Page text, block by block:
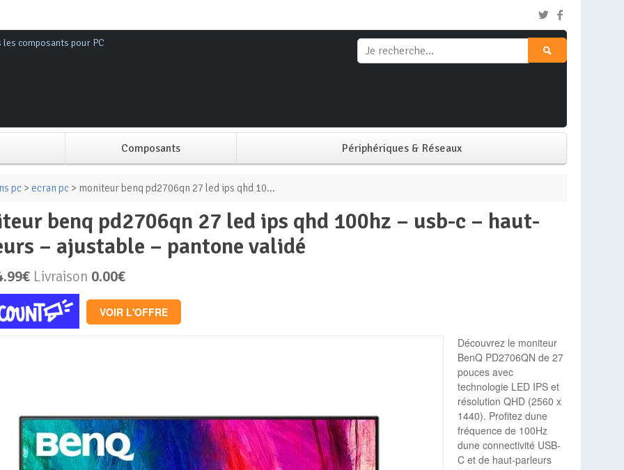
les composants pour PC
Composants
Alimentation PC
Boitier PC
Carte graphique
Mémoire PC
Disque SSD
Périphériques & Réseaux
Ecran PC
pc > ecran pc > moniteur benq pd2706qn 27 led ips qhd 10...
– ajustable – pantone validé
Livraison 0.00€
VOIR L'OFFRE
Découvrez le moniteur
BenQ PD2706QN de 27
pouces avec
technologie LED IPS et
résolution QHD (2560 x
1440). Profitez dune
fréquence de 100Hz
dune connectivité USB-
C et de haut-parleurs